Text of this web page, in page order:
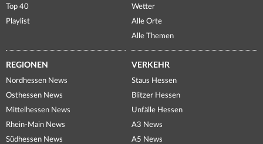
Top 40
Playlist
Wetter
Alle Orte
Alle Themen
REGIONEN
Nordhessen News
Osthessen News
Mittelhessen News
Rhein-Main News
Südhessen News
VERKEHR
Staus Hessen
Blitzer Hessen
Unfälle Hessen
A3 News
A5 News